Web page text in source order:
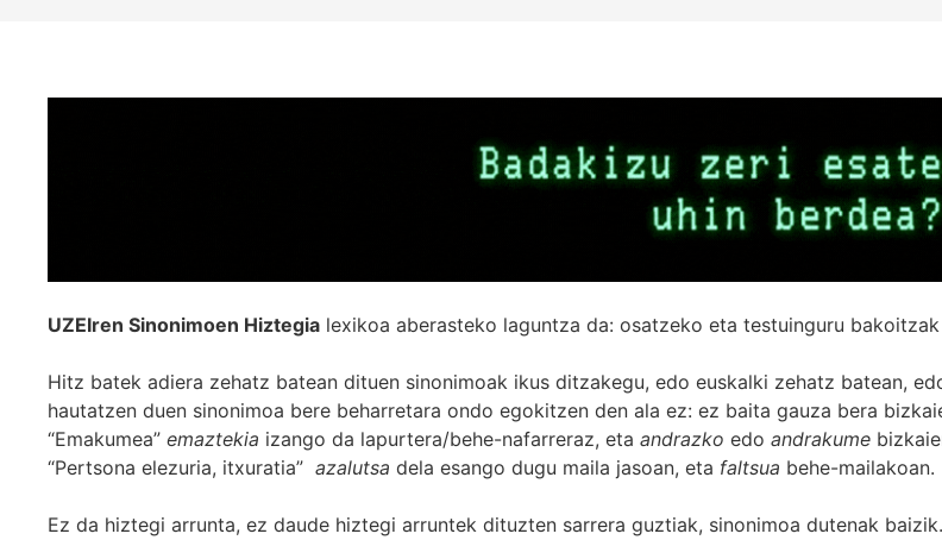
UZEIren Sinonimoen Hiztegia lexikoa aberasteko laguntza da: osatzeko eta testuinguru
Hitz batek adiera zehatz batean dituen sinonimoak ikus ditzakegu, edo euskalki zehatz batean,
hautatzen duen sinonimoa bere beharretara ondo egokitzen den ala ez: ez baita gauza bera
“Emakumea” emaztekia izango da lapurtera/behe-nafarreraz, eta andrazko edo andrakume
“Pertsona elezuria, itxuratia” azalutsa dela esango dugu maila jasoan, eta faltsua behe-mailakoan.
Ez da hiztegi arrunta, ez daude hiztegi arruntek dituzten sarrera guztiak, sinonimoa dutenak